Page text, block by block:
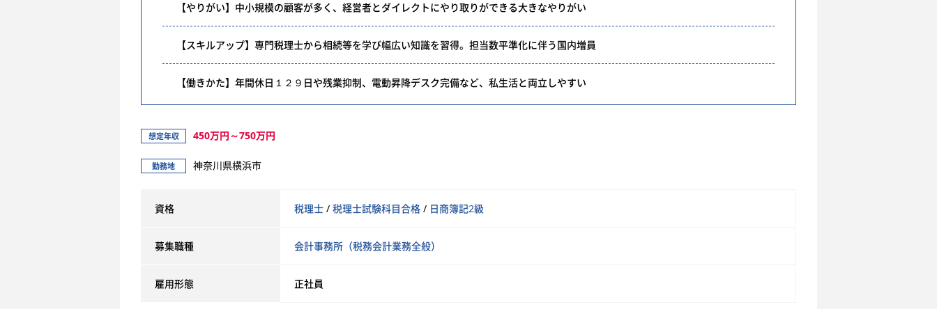
【やりがい】中小規模の顧客が多く、経営者とダイレクトにやり取りができる大きなやりがい
【スキルアップ】専門税理士から相続等を学び幅広い知識を習得。担当数平準化に伴う国内増員
【働きかた】年間休日１２９日や残業抑制、電動昇降デスク完備など、私生活と両立しやすい
想定年収 450万円～750万円
勤務地 神奈川県横浜市
資格 税理士 / 税理士試験科目合格 / 日商簿記2級
募集職種 会計事務所（税務会計業務全般）
雇用形態 正社員